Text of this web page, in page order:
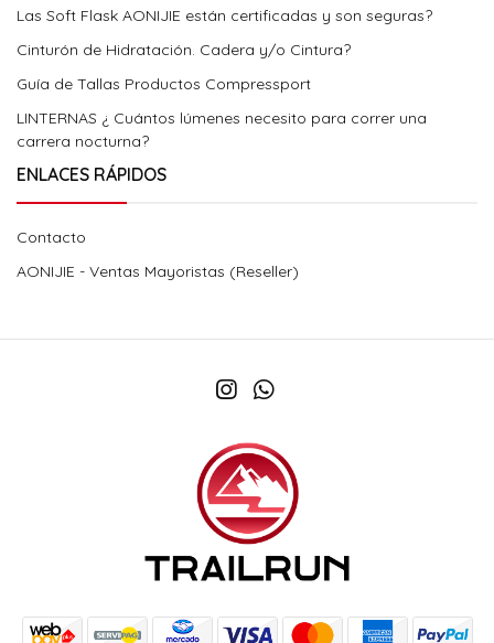
Las Soft Flask AONIJIE están certificadas y son seguras?
Cinturón de Hidratación. Cadera y/o Cintura?
Guía de Tallas Productos Compressport
LINTERNAS ¿ Cuántos lúmenes necesito para correr una
carrera nocturna?
ENLACES RÁPIDOS
Contacto
AONIJIE - Ventas Mayoristas (Reseller)